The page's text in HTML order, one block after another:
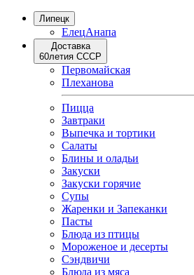
Липецк
ЕлецАнапа
Доставка
60летия СССР
Первомайская
Плеханова
Пицца
Завтраки
Выпечка и тортики
Салаты
Блины и оладьи
Закуски
Закуски горячие
Супы
Жаренки и Запеканки
Пасты
Блюда из птицы
Мороженое и десерты
Сэндвичи
Блюда из мяса